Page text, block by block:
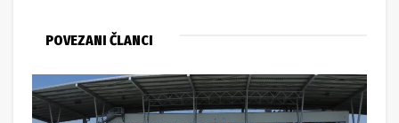
POVEZANI ČLANCI